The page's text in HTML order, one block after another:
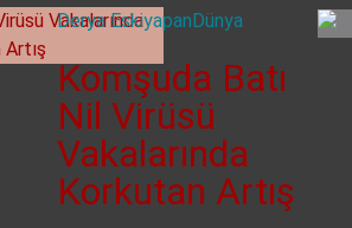
Derya EskiyapanDünya
Komşuda Batı
Nil Virüsü
Vakalarında
Korkutan Artış